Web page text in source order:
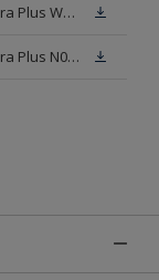
Veiligheidsinformatieblad Rubbol Satura Plus W05 (MSDS)
Veiligheidsinformatieblad Rubbol Satura Plus N00 (MSDS)